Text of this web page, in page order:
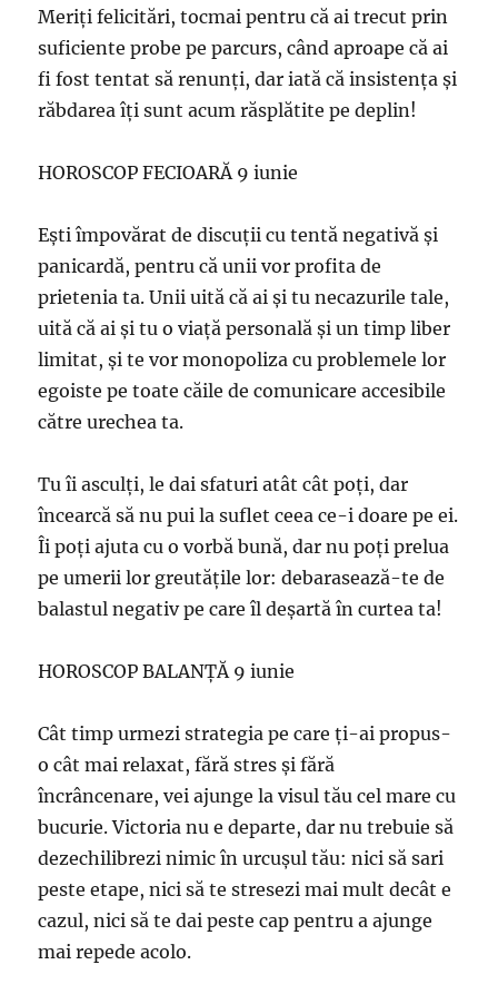
Meriţi felicitări, tocmai pentru că ai trecut prin
suficiente probe pe parcurs, când aproape că ai
fi fost tentat să renunţi, dar iată că insistenţa şi
răbdarea îţi sunt acum răsplătite pe deplin!
HOROSCOP FECIOARĂ 9 iunie
Eşti împovărat de discuţii cu tentă negativă şi
panicardă, pentru că unii vor profita de
prietenia ta. Unii uită că ai şi tu necazurile tale,
uită că ai şi tu o viaţă personală şi un timp liber
limitat, şi te vor monopoliza cu problemele lor
egoiste pe toate căile de comunicare accesibile
către urechea ta.
Tu îi asculţi, le dai sfaturi atât cât poţi, dar
încearcă să nu pui la suflet ceea ce-i doare pe ei.
Îi poţi ajuta cu o vorbă bună, dar nu poţi prelua
pe umerii lor greutăţile lor: debarasează-te de
balastul negativ pe care îl deşartă în curtea ta!
HOROSCOP BALANȚĂ 9 iunie
Cât timp urmezi strategia pe care ţi-ai propus-
o cât mai relaxat, fără stres şi fără
încrâncenare, vei ajunge la visul tău cel mare cu
bucurie. Victoria nu e departe, dar nu trebuie să
dezechilibrezi nimic în urcuşul tău: nici să sari
peste etape, nici să te stresezi mai mult decât e
cazul, nici să te dai peste cap pentru a ajunge
mai repede acolo.